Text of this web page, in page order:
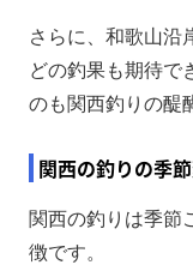
さらに、和歌山沿
どの釣果も期待で
のも関西釣りの醍
関西の釣りの季
関西の釣りは季節
徴です。